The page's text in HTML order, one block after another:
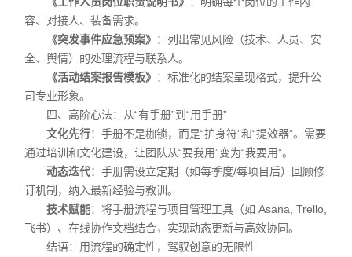
容、对接人、装备需求。
《突发事件应急预案》 ：列出常见风险（技术、人员、安
全、舆情）的处理流程与联系人。
《活动结案报告模板》 ：标准化的结案呈现格式，提升公
司专业形象。
四、高阶心法：从“有手册”到“用手册”
文化先行：手册不是枷锁，而是“护身符”和“提效器”。需要
通过培训和文化建设，让团队从“要我用”变为“我要用”。
动态迭代：手册需设立定期（如每季度/每项目后）回顾修
订机制，纳入最新经验与教训。
技术赋能：将手册流程与项目管理工具（如 Asana, Trello,
飞书）、在线协作文档结合，实现动态更新与高效协同。
结语：用流程的确定性，驾驭创意的无限性